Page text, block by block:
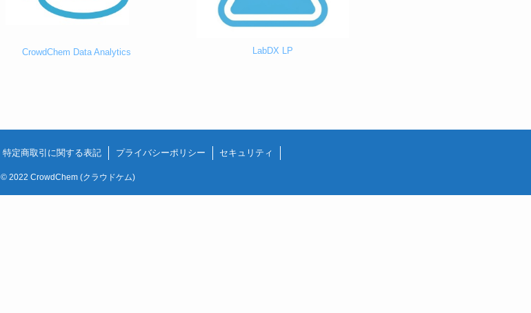
CrowdChem Data Analytics LabDX LP
特定商取引に関する表記 プライバシーポリシー セキュリティ
©2022 CrowdChem (クラウドケム)